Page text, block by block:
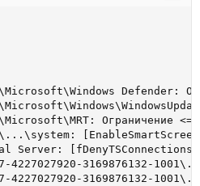
Defender:
Ограничение
Server:
4227027920-3169876132-
4227027920-3169876132-